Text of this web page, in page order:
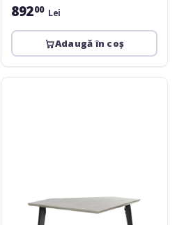
89200 Lei
Adaugă în coș
Gator